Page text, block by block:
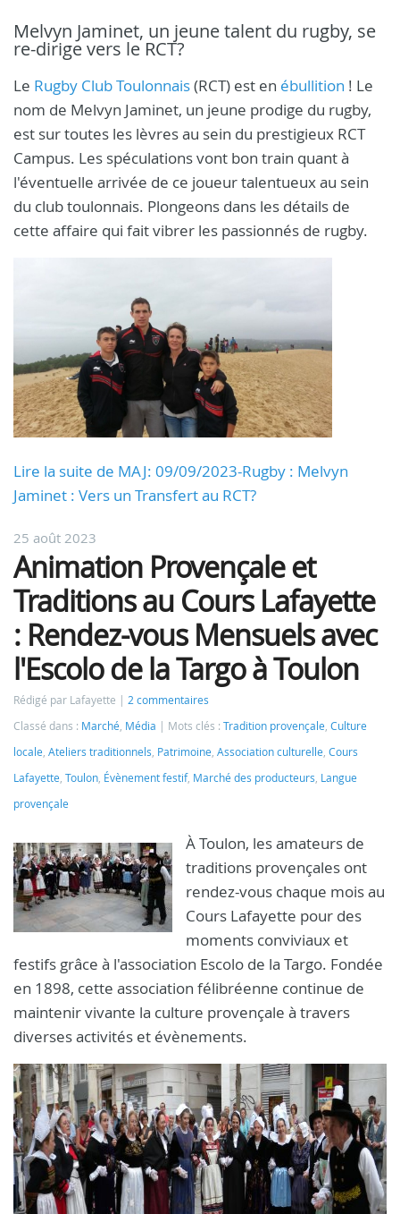
Melvyn Jaminet, un jeune talent du rugby, se
re-dirige vers le RCT?
Le Rugby Club Toulonnais(RCT) est en ébullition ! Le
nom de Melvyn Jaminet, un jeune prodige du rugby,
est sur toutes les lèvres au sein du prestigieux RCT
Campus. Les spéculations vont bon train quant à
l'éventuelle arrivée de ce joueur talentueux au sein
du club toulonnais. Plongeons dans les détails de
cette affaire qui fait vibrer les passionnés de rugby.
Lire la suite de MAJ: 09/09/2023-Rugby : Melvyn
Jaminet : Vers un Transfert au RCT?
25 août 2023
Animation Provençale et
Traditions au Cours Lafayette
: Rendez-vous Mensuels avec
l'Escolo de la Targo à Toulon
Rédigé par Lafayette
2 commentaires
Classé dans : Marché, Média Mots clés : Tradition provençale, Culture
locale, Ateliers traditionnels, Patrimoine, Association culturelle, Cours
Lafayette, Toulon, Évènement festif, Marché des producteurs, Langue
provençale
À Toulon, les amateurs de
traditions provençales ont
rendez-vous chaque mois au
Cours Lafayette pour des
moments conviviaux et
festifs grâce à l'association Escolo de la Targo. Fondée
en 1898, cette association félibréenne continue de
maintenir vivante la culture provençale à travers
diverses activités et évènements.